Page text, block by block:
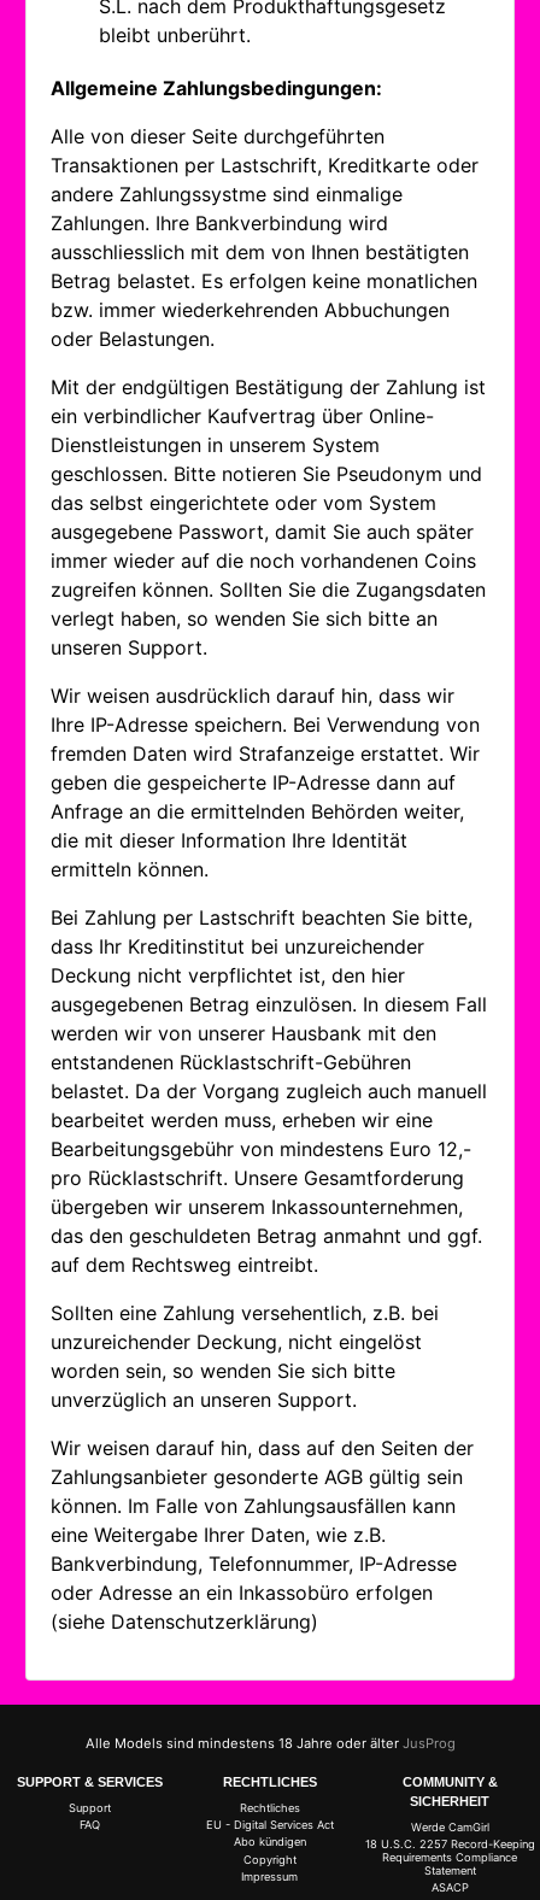
S.L. nach dem Produkthaftungsgesetz
bleibt unberührt.
Allgemeine Zahlungsbedingungen:
Alle von dieser Seite durchgeführten
Transaktionen per Lastschrift, Kreditkarte oder
andere Zahlungssystme sind einmalige
Zahlungen. Ihre Bankverbindung wird
ausschliesslich mit dem von Ihnen bestätigten
Betrag belastet. Es erfolgen keine monatlichen
bzw. immer wiederkehrenden Abbuchungen
oder Belastungen.
Mit der endgültigen Bestätigung der Zahlung ist
ein verbindlicher Kaufvertrag über Online-
Dienstleistungen in unserem System
geschlossen. Bitte notieren Sie Pseudonym und
das selbst eingerichtete oder vom System
ausgegebene Passwort, damit Sie auch später
immer wieder auf die noch vorhandenen Coins
zugreifen können. Sollten Sie die Zugangsdaten
verlegt haben, so wenden Sie sich bitte an
unseren Support.
Wir weisen ausdrücklich darauf hin, dass wir
Ihre IP-Adresse speichern. Bei Verwendung von
fremden Daten wird Strafanzeige erstattet. Wir
geben die gespeicherte IP-Adresse dann auf
Anfrage an die ermittelnden Behörden weiter,
die mit dieser Information Ihre Identität
ermitteln können.
Bei Zahlung per Lastschrift beachten Sie bitte,
dass Ihr Kreditinstitut bei unzureichender
Deckung nicht verpflichtet ist, den hier
ausgegebenen Betrag einzulösen. In diesem Fall
werden wir von unserer Hausbank mit den
entstandenen Rücklastschrift-Gebühren
belastet. Da der Vorgang zugleich auch manuell
bearbeitet werden muss, erheben wir eine
Bearbeitungsgebühr von mindestens Euro 12,-
pro Rücklastschrift. Unsere Gesamtforderung
übergeben wir unserem Inkassounternehmen,
das den geschuldeten Betrag anmahnt und ggf.
auf dem Rechtsweg eintreibt.
Sollten eine Zahlung versehentlich, z.B. bei
unzureichender Deckung, nicht eingelöst
worden sein, so wenden Sie sich bitte
unverzüglich an unseren Support.
Wir weisen darauf hin, dass auf den Seiten der
Zahlungsanbieter gesonderte AGB gültig sein
können. Im Falle von Zahlungsausfällen kann
eine Weitergabe Ihrer Daten, wie z.B.
Bankverbindung, Telefonnummer, IP-Adresse
oder Adresse an ein Inkassobüro erfolgen
(siehe Datenschutzerklärung)
Alle Models sind mindestens 18 Jahre oder älter JusProg
SUPPORT & SERVICES
Support
FAQ
RECHTLICHES
Rechtliches
EU - Digital Services Act
Abo kündigen
Copyright
Impressum
COMMUNITY &
SICHERHEIT
Werde CamGirl
18 U.S.C. 2257 Record-Keeping
Requirements Compliance
Statement
ASACP